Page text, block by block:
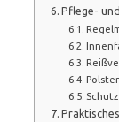
Pflege-